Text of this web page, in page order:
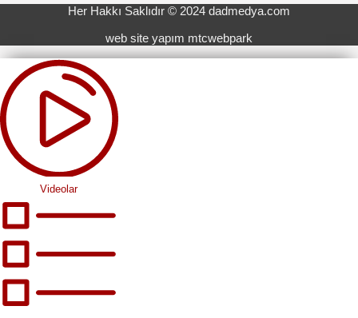
Her Hakkı Saklıdır © 2024 dadmedya.com
web site yapım mtcwebpark
Videolar